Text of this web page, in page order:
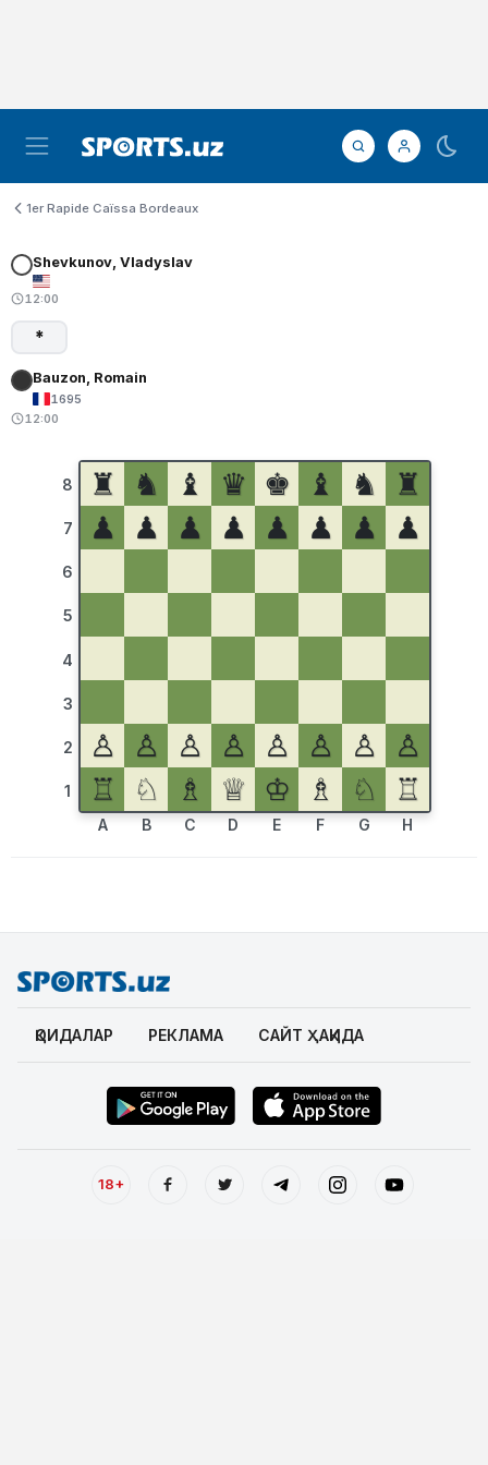
1er Rapide Caïssa Bordeaux
Shevkunov, Vladyslav
12:00
*
Bauzon, Romain
1695
12:00
8
7
6
5
4
3
2
1
♜ ♞ ♝ ♛ ♚ ♝ ♞
♜
♟
♟ ♟ ♟ ♟ ♟ ♟ ♟
♙ ♙ ♙ ♙ ♙ ♙ ♙
♙
♖
♘ ♗ ♕ ♔ ♗ ♘ ♖
A B C D E F G H
ҚОИДАЛАР РЕКЛАМА САЙТ ҲАҚИДА
18+